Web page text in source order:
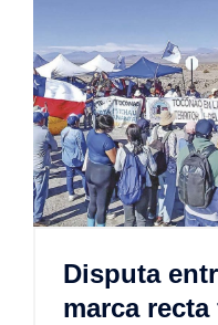
Disputa
marca